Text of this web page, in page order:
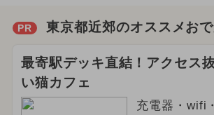
PR 東京都近郊のオススメお
最寄駅デッキ直結！アクセス
い猫カフェ
充電器・wifi